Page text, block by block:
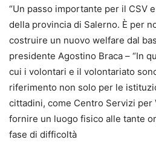
“Un passo importante per il CSV
della provincia di Salerno. È per
costruire un nuovo welfare dal
presidente Agostino Braca – “In
cui i volontari e il volontariato
riferimento non solo per le
cittadini, come Centro Servizi per
fornire un luogo fisico alle tante
fase di difficoltà